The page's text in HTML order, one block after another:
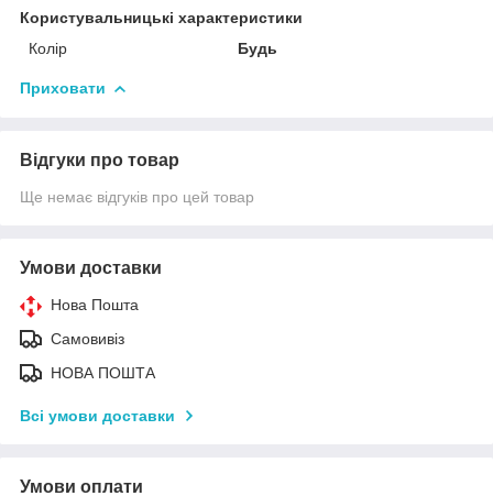
Користувальницькі характеристики
Колір
Будь
Приховати
Відгуки про товар
Ще немає відгуків про цей товар
Умови доставки
Нова Пошта
Самовивіз
НОВА ПОШТА
Всі умови доставки
Умови оплати